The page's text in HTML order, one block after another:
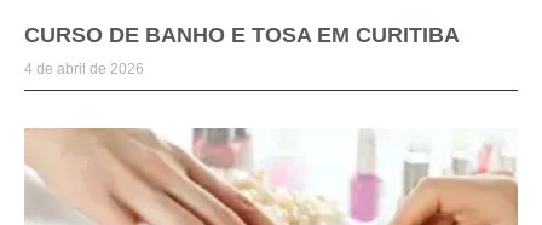
CURSO DE BANHO E TOSA EM CURITIBA
4 de abril de 2026